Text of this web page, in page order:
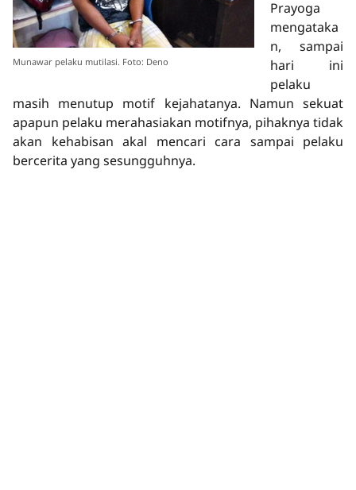
Munawar pelaku mutilasi. Foto: Deno
Prayoga
mengataka
n, sampai
hari ini
pelaku
masih menutup motif kejahatanya. Namun sekuat
apapun pelaku merahasiakan motifnya, pihaknya tidak
akan kehabisan akal mencari cara sampai pelaku
bercerita yang sesungguhnya.